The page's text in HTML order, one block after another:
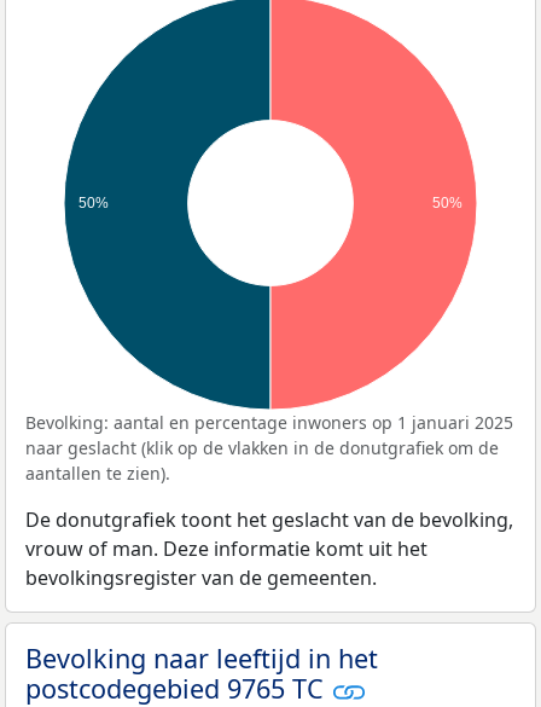
50% 50%
Bevolking: aantal en percentage inwoners op 1 januari 2025
naar geslacht (klik op de vlakken in de donutgrafiek om de
aantallen te zien).
De donutgrafiek toont het geslacht van de bevolking,
vrouw of man. Deze informatie komt uit het
bevolkingsregister van de gemeenten.
Bevolking naar leeftijd in het
postcodegebied 9765 TC